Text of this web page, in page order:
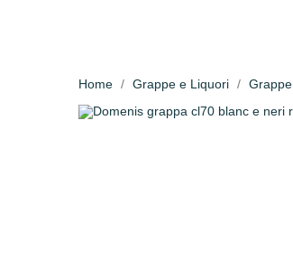
Home Grappe e Liquori Grappe